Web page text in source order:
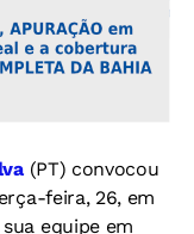
(PT) convocou
feira, 26, em
equipe em